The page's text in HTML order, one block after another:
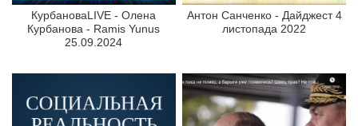
КурбановаLIVE - Олена
Курбанова - Ramis Yunus
25.09.2024
Антон Санченко - Дайджест 4
листопада 2022